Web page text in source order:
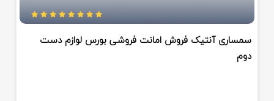
سمساری آنتیک فروش امانت فروشی بورس لوازم دست
دوم